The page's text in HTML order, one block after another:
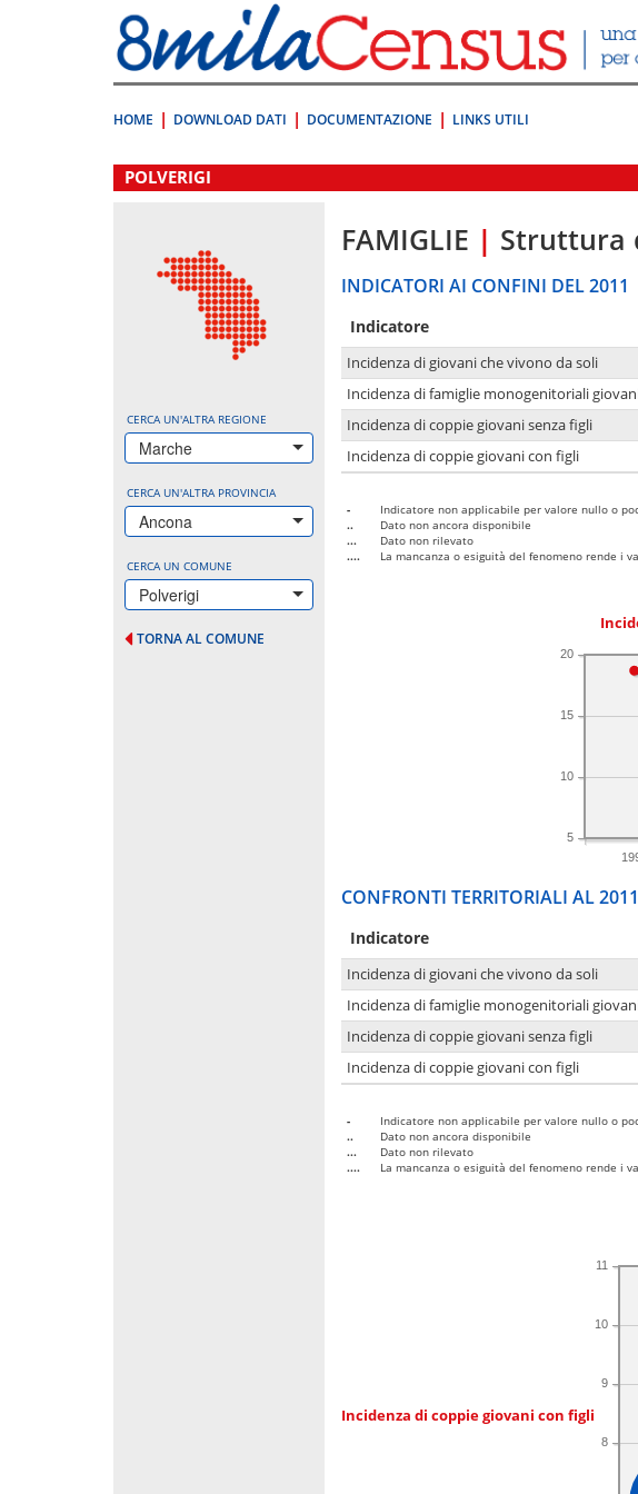
direttamente
a:
Contenuto
HOME DOWNLOAD DATI DOCUMENTAZIONE LINKS UTILI
.
POLVERIGI
CERCA UN'ALTRA REGIONE
Marche
CERCA UN'ALTRA PROVINCIA
Ancona
CERCA UN COMUNE
Polverigi
TORNA AL COMUNE
FAMIGLIE | Struttura
INDICATORI AI CONFINI DEL 2011
Indicatore
Incidenza di giovani che vivono da soli
Incidenza di famiglie monogenitoriali
Incidenza di coppie giovani senza figli
Incidenza di coppie giovani con figli
-
Indicatore non applicabile per valore nullo o
..
Dato non ancora disponibile
...
Dato non rilevato
....
La mancanza o esiguità del fenomeno rende i
5
10
15
20
CONFRONTI TERRITORIALI AL 2011
Indicatore
Incidenza di giovani che vivono da soli
Incidenza di famiglie monogenitoriali
Incidenza di coppie giovani senza figli
Incidenza di coppie giovani con figli
-
Indicatore non applicabile per valore nullo o
..
Dato non ancora disponibile
...
Dato non rilevato
....
La mancanza o esiguità del fenomeno rende i
Incidenza di coppie giovani con figli
8
9
10
11